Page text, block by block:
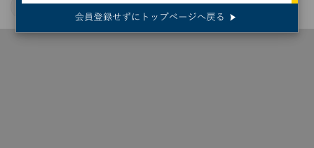
大阪大学 脳科学 ライフサイエンス